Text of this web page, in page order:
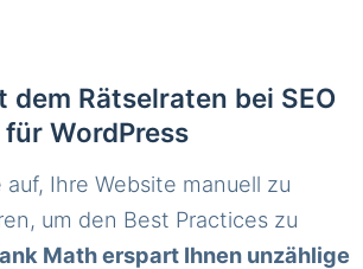
dem Rätselraten bei SEO
für WordPress
auf, Ihre Website manuell zu
um den Best Practices zu
Math erspart Ihnen unzählige